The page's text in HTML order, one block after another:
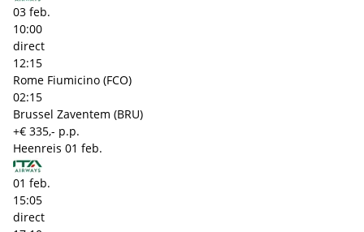
03 feb.
10:00
direct
12:15
Rome Fiumicino (FCO)
02:15
Brussel Zaventem (BRU)
+€ 335,- p.p.
Heenreis 01 feb.
01 feb.
15:05
direct